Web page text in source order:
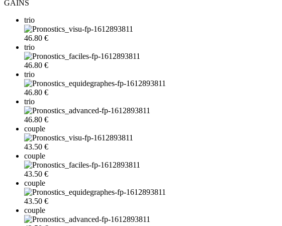
GAINS
trio
46.80 €
trio
46.80 €
trio
46.80 €
trio
46.80 €
couple
43.50 €
couple
43.50 €
couple
43.50 €
couple